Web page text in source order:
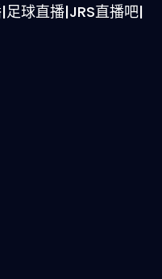
球直播|JRS直播吧|